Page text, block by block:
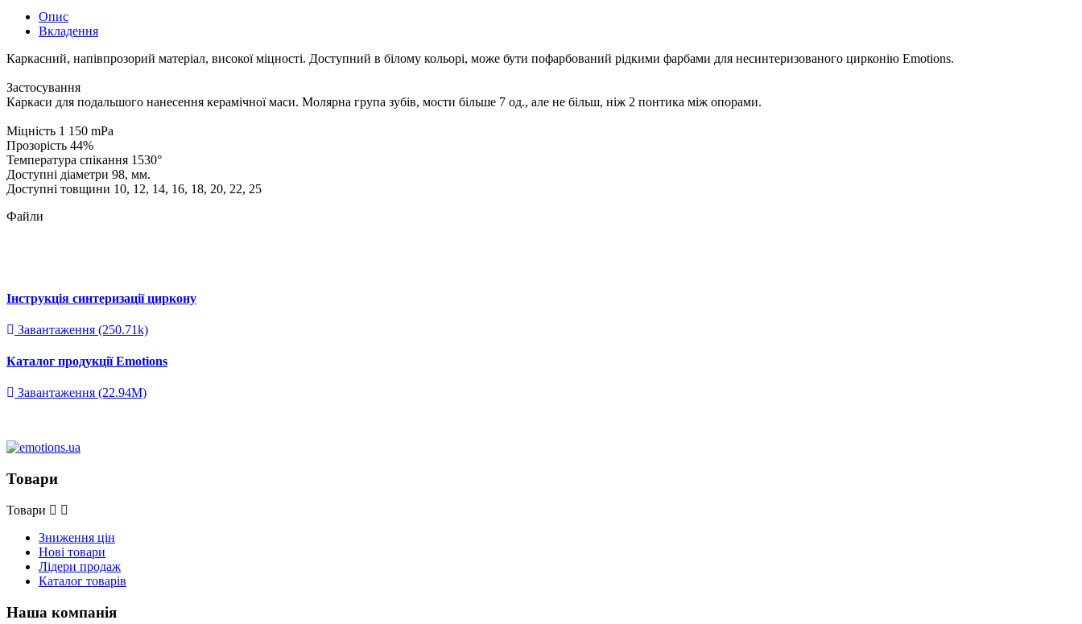
Опис
Вкладення
Каркасний, напівпрозорий матеріал, високої міцності. Доступний в білому кольорі, може бути пофарбований рідкими фарбами для несинтеризованого цирконію Emotions.
Застосування
Каркаси для подальшого нанесення керамічної маси. Молярна група зубів, мости більше 7 од., але не більш, ніж 2 понтика між опорами.
Міцність 1 150 mPa
Прозорість 44%
Температура спікання 1530°
Доступні діаметри 98, мм.
Доступні товщини 10, 12, 14, 16, 18, 20, 22, 25
Файли
Інструкція синтеризації циркону
Завантаження (250.71k)
Каталог продукції Emotions
Завантаження (22.94M)
Товари
Товари
Зниження цін
Нові товари
Лідери продаж
Каталог товарів
Наша компанія